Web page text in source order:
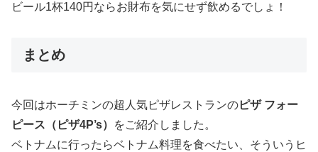
ビール1杯140円ならお財布を気にせず飲めるでしょ！
まとめ
今回はホーチミンの超人気ピザレストランのピザ フォー
ピース（ピザ4P’s）
をご紹介しました。
ベトナムに行ったらベトナム料理を食べたい、そういうヒ